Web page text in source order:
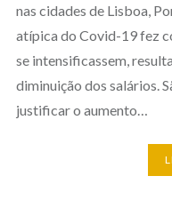
nas cidades de Lisboa,
atípica do Covid-19 fez
se intensificassem,
diminuição dos salários.
justificar o aumento…